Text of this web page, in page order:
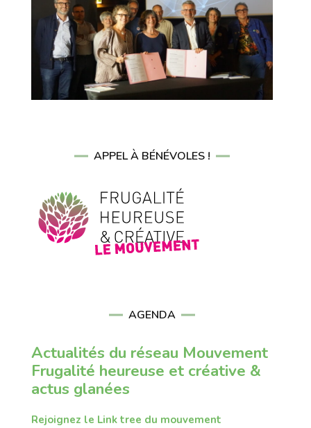
APPEL À BÉNÉVOLES !
AGENDA
Actualités du réseau Mouvement
Frugalité heureuse et créative &
actus glanées
Rejoignez le Link tree du mouvement